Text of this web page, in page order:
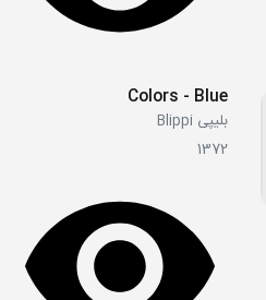
Colors - Blue
بلیپی Blippi
1372